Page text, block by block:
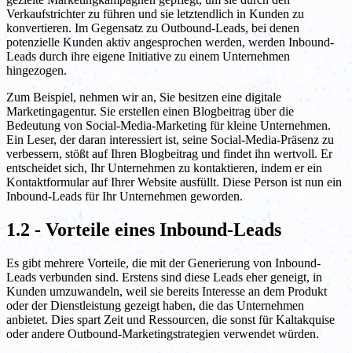
Verkaufstrichter zu führen und sie letztendlich in Kunden zu
konvertieren. Im Gegensatz zu Outbound-Leads, bei denen
potenzielle Kunden aktiv angesprochen werden, werden Inbound-
Leads durch ihre eigene Initiative zu einem Unternehmen
hingezogen.
Zum Beispiel, nehmen wir an, Sie besitzen eine digitale
Marketingagentur. Sie erstellen einen Blogbeitrag über die
Bedeutung von Social-Media-Marketing für kleine Unternehmen.
Ein Leser, der daran interessiert ist, seine Social-Media-Präsenz zu
verbessern, stößt auf Ihren Blogbeitrag und findet ihn wertvoll. Er
entscheidet sich, Ihr Unternehmen zu kontaktieren, indem er ein
Kontaktformular auf Ihrer Website ausfüllt. Diese Person ist nun ein
Inbound-Leads für Ihr Unternehmen geworden.
1.2 - Vorteile eines Inbound-Leads
Es gibt mehrere Vorteile, die mit der Generierung von Inbound-
Leads verbunden sind. Erstens sind diese Leads eher geneigt, in
Kunden umzuwandeln, weil sie bereits Interesse an dem Produkt
oder der Dienstleistung gezeigt haben, die das Unternehmen
anbietet. Dies spart Zeit und Ressourcen, die sonst für Kaltakquise
oder andere Outbound-Marketingstrategien verwendet würden.